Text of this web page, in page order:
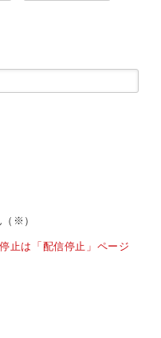
※）
止は「配信停止」ページ